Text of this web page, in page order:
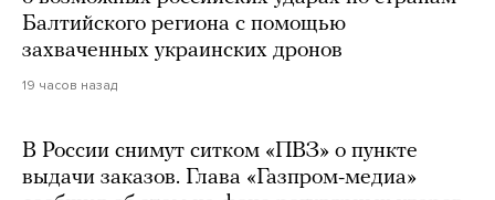
Балтийского региона с помощью
захваченных украинских дронов
19 часов назад
В России снимут ситком «ПВЗ» о пункте
выдачи заказов. Глава «Газпром-медиа»